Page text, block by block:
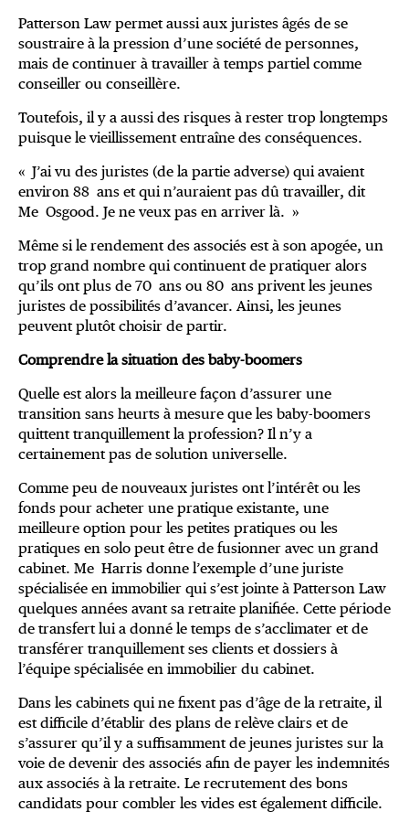
Patterson Law permet aussi aux juristes âgés de se
soustraire à la pression d’une société de personnes,
mais de continuer à travailler à temps partiel comme
conseiller ou conseillère.
Toutefois, il y a aussi des risques à rester trop longtemps
puisque le vieillissement entraîne des conséquences.
« J’ai vu des juristes (de la partie adverse) qui avaient
environ 88 ans et qui n’auraient pas dû travailler, dit
Me Osgood. Je ne veux pas en arriver là. »
Même si le rendement des associés est à son apogée, un
trop grand nombre qui continuent de pratiquer alors
qu’ils ont plus de 70 ans ou 80 ans privent les jeunes
juristes de possibilités d’avancer. Ainsi, les jeunes
peuvent plutôt choisir de partir.
Comprendre la situation des baby-boomers
Quelle est alors la meilleure façon d’assurer une
transition sans heurts à mesure que les baby-boomers
quittent tranquillement la profession? Il n’y a
certainement pas de solution universelle.
Comme peu de nouveaux juristes ont l’intérêt ou les
fonds pour acheter une pratique existante, une
meilleure option pour les petites pratiques ou les
pratiques en solo peut être de fusionner avec un grand
cabinet. Me Harris donne l’exemple d’une juriste
spécialisée en immobilier qui s’est jointe à Patterson Law
quelques années avant sa retraite planifiée. Cette période
de transfert lui a donné le temps de s’acclimater et de
transférer tranquillement ses clients et dossiers à
l’équipe spécialisée en immobilier du cabinet.
Dans les cabinets qui ne fixent pas d’âge de la retraite, il
est difficile d’établir des plans de relève clairs et de
s’assurer qu’il y a suffisamment de jeunes juristes sur la
voie de devenir des associés afin de payer les indemnités
aux associés à la retraite. Le recrutement des bons
candidats pour combler les vides est également difficile.